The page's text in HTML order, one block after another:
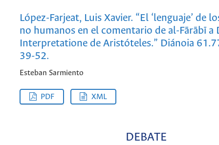
López-Farjeat, Luis Xavier. “El ‘lenguaje’ de
no humanos en el comentario de al-Fārābī a
Interpretatione de Aristóteles.” Diánoia
39-52.
Esteban Sarmiento
PDF XML
DEBATE